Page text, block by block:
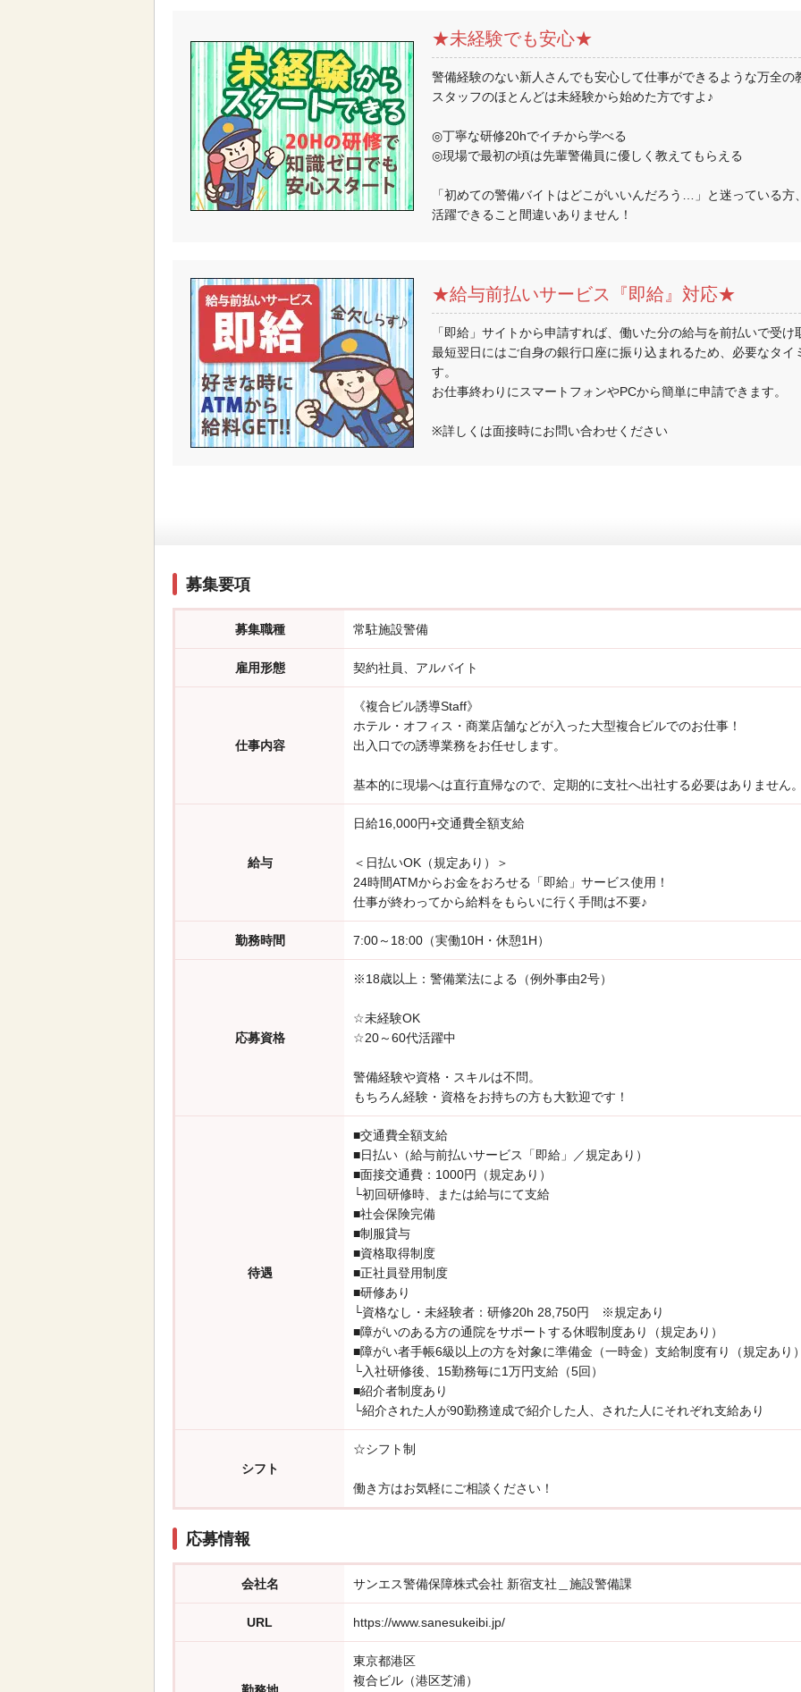
★未経験でも安心★
警備経験のない新人さんでも安心して仕事ができるような万全の
スタッフのほとんどは未経験から始めた方ですよ♪
◎丁寧な研修20hでイチから学べる
◎現場で最初の頃は先輩警備員に優しく教えてもらえる
「初めての警備バイトはどこがいいんだろう…」と迷っている
活躍できること間違いありません！
★給与前払いサービス『即給』対応★
「即給」サイトから申請すれば、働いた分の給与を前払いで受
最短翌日にはご自身の銀行口座に振り込まれるため、必要なタ
す。
お仕事終わりにスマートフォンやPCから簡単に申請できます。
※詳しくは面接時にお問い合わせください
募集要項
募集職種 常駐施設警備
雇用形態 契約社員、アルバイト
仕事内容
《複合ビル誘導Staff》
ホテル・オフィス・商業店舗などが入った大型複合ビルでのお仕事！
出入口での誘導業務をお任せします。
基本的に現場へは直行直帰なので、定期的に支社へ出社する必要はありません
給与
日給16,000円+交通費全額支給
＜日払いOK（規定あり）＞
24時間ATMからお金をおろせる「即給」サービス使用！
仕事が終わってから給料をもらいに行く手間は不要♪
勤務時間 7:00～18:00（実働10H・休憩1H）
応募資格
※18歳以上：警備業法による（例外事由2号）
☆未経験OK
☆20～60代活躍中
警備経験や資格・スキルは不問。
もちろん経験・資格をお持ちの方も大歓迎です！
待遇
■交通費全額支給
■日払い（給与前払いサービス「即給」／規定あり）
■面接交通費：1000円（規定あり）
└初回研修時、または給与にて支給
■社会保険完備
■制服貸与
■資格取得制度
■正社員登用制度
■研修あり
└資格なし・未経験者：研修20h 28,750円 ※規定あり
■障がいのある方の通院をサポートする休暇制度あり（規定あり）
■障がい者手帳6級以上の方を対象に準備金（一時金）支給制度有り（規定あり
└入社研修後、15勤務毎に1万円支給（5回）
■紹介者制度あり
└紹介された人が90勤務達成で紹介した人、された人にそれぞれ支給あり
シフト
☆シフト制
働き方はお気軽にご相談ください！
応募情報
会社名 サンエス警備保障株式会社 新宿支社＿施設警備課
URL https://www.sanesukeibi.jp/
東京都港区
複合ビル（港区芝浦）